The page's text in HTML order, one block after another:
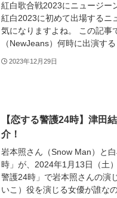
紅白歌合戦2023にニュージー
紅白2023に初めて出場するニ
気になりますよね。 この記事
（NewJeans）何時に出演す
2023年12月29日
【恋する警護24時】津田
介！
岩本照さん（Snow Man）と
時」が、2024年1月13日（土
警護24時」で岩本照さんの演
いこ）役を演じる女優が誰なの